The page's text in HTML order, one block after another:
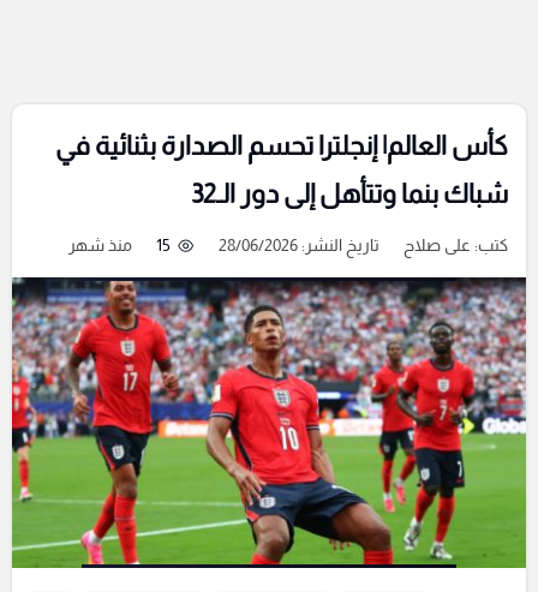
كأس العالم| إنجلترا تحسم الصدارة بثنائية في
شباك بنما وتتأهل إلى دور الـ32
كتب: على صلاح تاريخ النشر: 28/06/2026 15 منذ شهر